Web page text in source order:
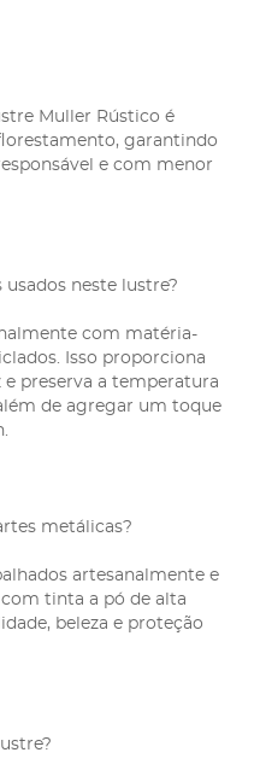
Muller Rústico é
garantindo
e com menor
neste lustre?
com matéria-
Isso proporciona
preserva a temperatura
de agregar um toque
metálicas?
artesanalmente e
tinta a pó de alta
beleza e proteção